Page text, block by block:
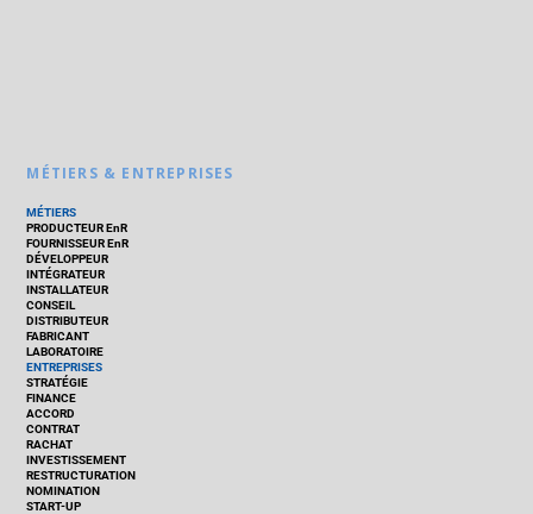
MÉTIERS & ENTREPRISES
MÉTIERS
PRODUCTEUR EnR
FOURNISSEUR EnR
DÉVELOPPEUR
INTÉGRATEUR
INSTALLATEUR
CONSEIL
DISTRIBUTEUR
FABRICANT
LABORATOIRE
ENTREPRISES
STRATÉGIE
FINANCE
ACCORD
CONTRAT
RACHAT
INVESTISSEMENT
RESTRUCTURATION
NOMINATION
START-UP